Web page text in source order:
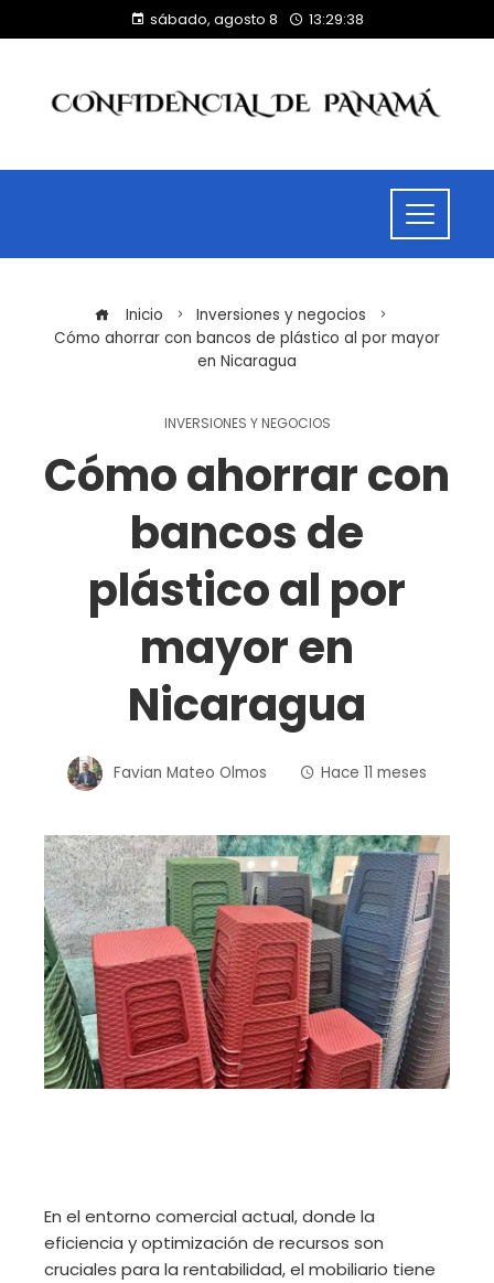
sábado, agosto 8 13:29:39
Inicio
Inversiones y negocios
Cómo ahorrar con bancos de plástico al por mayor
en Nicaragua
INVERSIONES Y NEGOCIOS
Cómo ahorrar con
bancos de
plástico al por
mayor en
Nicaragua
Favian Mateo Olmos Hace 11 meses
En el entorno comercial actual, donde la
eficiencia y optimización de recursos son
cruciales para la rentabilidad, el mobiliario tiene